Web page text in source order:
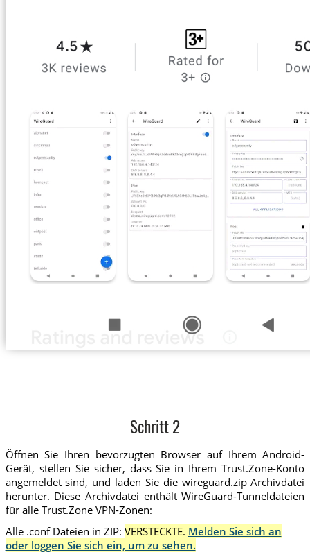
Schritt 2
Öffnen Sie Ihren bevorzugten Browser auf Ihrem Android-
Gerät, stellen Sie sicher, dass Sie in Ihrem Trust.Zone-Konto
angemeldet sind, und laden Sie die wireguard.zip Archivdatei
herunter. Diese Archivdatei enthält WireGuard-Tunneldateien
für alle Trust.Zone VPN-Zonen:
Alle .conf Dateien in ZIP: VERSTECKTE. Melden Sie sich an
oder loggen Sie sich ein, um zu sehen.